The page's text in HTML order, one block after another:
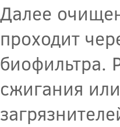
Далее
проходит
биофильтра.
сжигания